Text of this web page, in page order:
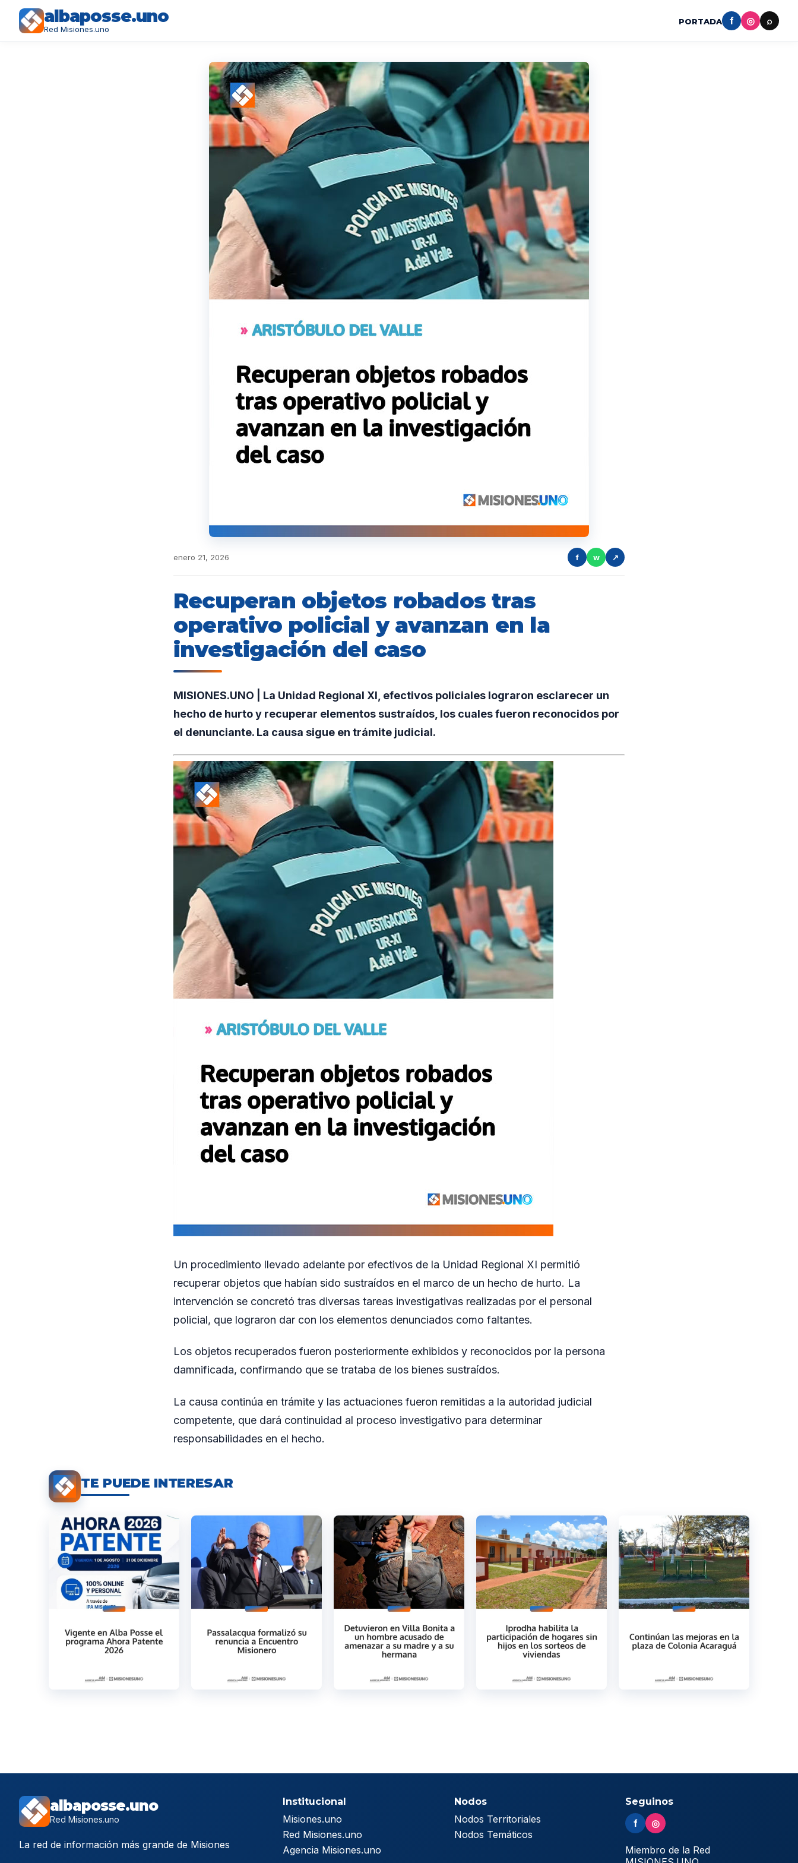
albaposse.uno
Red Misiones.uno
PORTADA f ◎ ⌕
enero 21, 2026 f w ↗
Recuperan objetos robados tras
operativo policial y avanzan en la
investigación del caso
MISIONES.UNO | La Unidad Regional XI, efectivos policiales lograron esclarecer un
hecho de hurto y recuperar elementos sustraídos, los cuales fueron reconocidos por
el denunciante. La causa sigue en trámite judicial.
Un procedimiento llevado adelante por efectivos de la Unidad Regional XI permitió
recuperar objetos que habían sido sustraídos en el marco de un hecho de hurto. La
intervención se concretó tras diversas tareas investigativas realizadas por el personal
policial, que lograron dar con los elementos denunciados como faltantes.
Los objetos recuperados fueron posteriormente exhibidos y reconocidos por la persona
damnificada, confirmando que se trataba de los bienes sustraídos.
La causa continúa en trámite y las actuaciones fueron remitidas a la autoridad judicial
competente, que dará continuidad al proceso investigativo para determinar
responsabilidades en el hecho.
TE PUEDE INTERESAR
albaposse.uno
Red Misiones.uno
La red de información más grande de Misiones
Institucional
Misiones.uno
Red Misiones.uno
Agencia Misiones.uno
Nodos
Nodos Territoriales
Nodos Temáticos
Seguinos
f ◎
Miembro de la Red